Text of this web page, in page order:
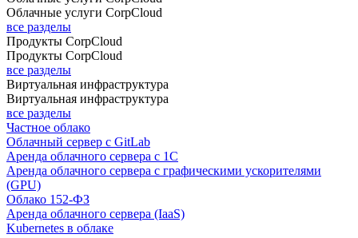
Облачные услуги CorpCloud
все разделы
Продукты CorpCloud
Продукты CorpCloud
все разделы
Виртуальная инфраструктура
Виртуальная инфраструктура
все разделы
Частное облако
Облачный сервер с GitLab
Аренда облачного сервера с 1С
Аренда облачного сервера с графическими ускорителями
(GPU)
Облако 152-ФЗ
Аренда облачного сервера (IaaS)
Kubernetes в облаке